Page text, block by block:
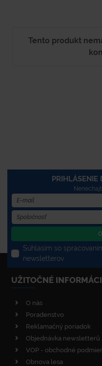
Tento produkt
PRIHLÁSENIE
Súhlasím so
newsletterov
UŽITOČNÉ
O nás
Poradenstvo
Reklamačný poriadok
Objednávka newsletterů
VOP - obchodné
Obnova lesa